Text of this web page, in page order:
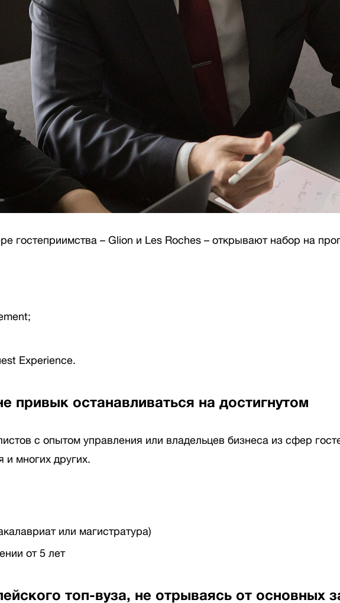
гостеприимства – Glion и Les Roches – открывают набор на
Experience.
привык останавливаться на достигнутом
с опытом управления или владельцев бизнеса из сфер
и многих других.
или магистратура)
от 5 лет
топ-вуза, не отрываясь от основных